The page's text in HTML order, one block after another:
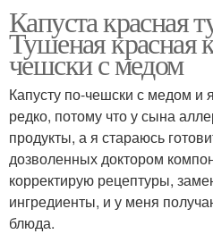
Капуста красная
Тушеная красная
чешски с медом
Капусту по-чешски с медом и
редко, потому что у сына
продукты, а я стараюсь
дозволенных доктором
корректирую рецептуры,
ингредиенты, и у меня
блюда.